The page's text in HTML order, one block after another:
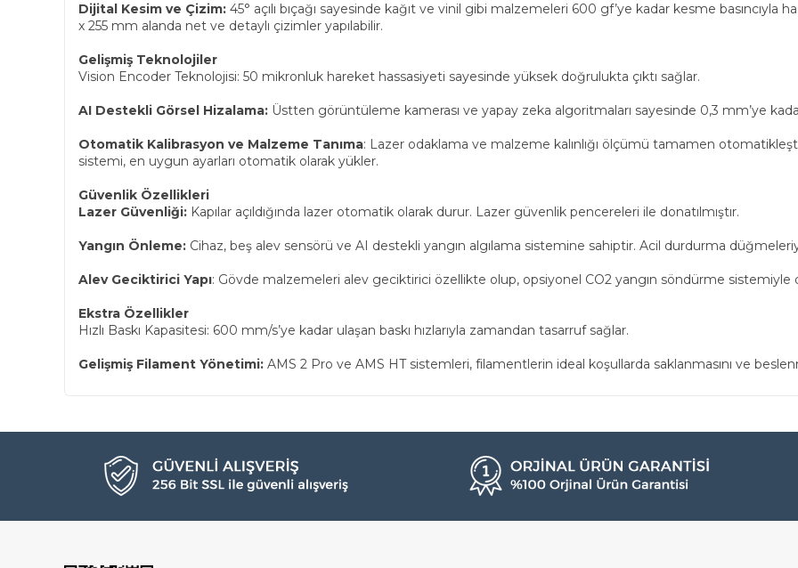
Dijital Kesim ve Çizim: 45° açılı bıçağı sayesinde kağıt ve vinil gibi malzemeleri 600 gf’ye kadar kesme basıncıyla
x 255 mm alanda net ve detaylı çizimler yapılabilir.
Gelişmiş Teknolojiler
Vision Encoder Teknolojisi: 50 mikronluk hareket hassasiyeti sayesinde yüksek doğrulukta çıktı sağlar.
AI Destekli Görsel Hizalama: Üstten görüntüleme kamerası ve yapay zeka algoritmaları sayesinde 0,3 mm’ye
Otomatik Kalibrasyon ve Malzeme Tanıma: Lazer odaklama ve malzeme kalınlığı ölçümü tamamen
sistemi, en uygun ayarları otomatik olarak yükler.
Güvenlik Özellikleri
Lazer Güvenliği: Kapılar açıldığında lazer otomatik olarak durur. Lazer güvenlik pencereleri ile donatılmıştır.
Yangın Önleme: Cihaz, beş alev sensörü ve AI destekli yangın algılama sistemine sahiptir. Acil durdurma
Alev Geciktirici Yapı: Gövde malzemeleri alev geciktirici özellikte olup, opsiyonel CO2 yangın söndürme sistemiyle
Ekstra Özellikler
Hızlı Baskı Kapasitesi: 600 mm/s’ye kadar ulaşan baskı hızlarıyla zamandan tasarruf sağlar.
Gelişmiş Filament Yönetimi: AMS 2 Pro ve AMS HT sistemleri, filamentlerin ideal koşullarda saklanmasını ve